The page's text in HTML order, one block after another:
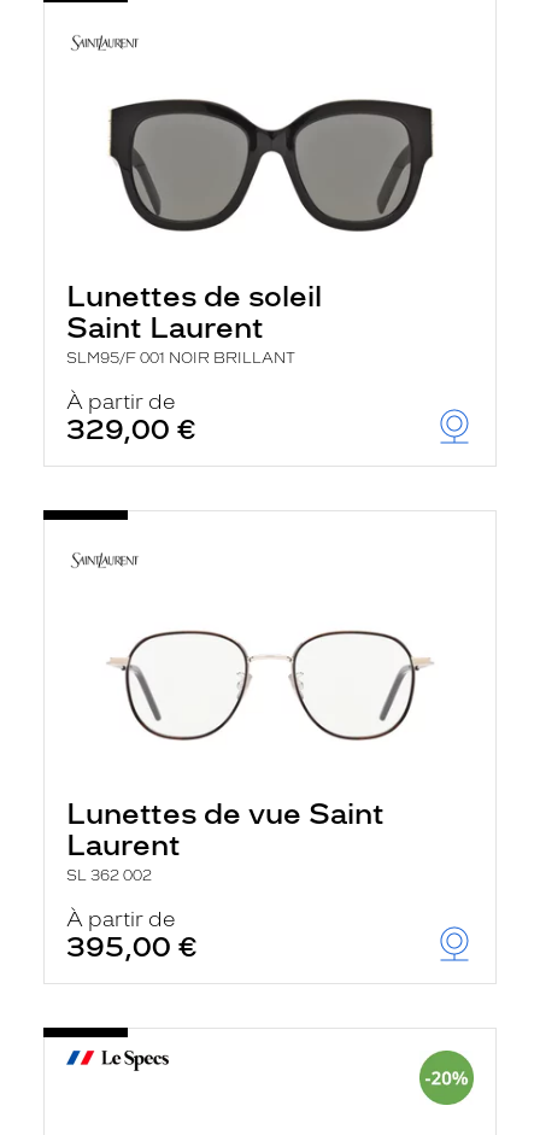
Lunettes de soleil
Saint Laurent
SLM95/F 001 NOIR BRILLANT
À partir de
329,00 €
Lunettes de vue Saint
Laurent
SL 362 002
À partir de
395,00 €